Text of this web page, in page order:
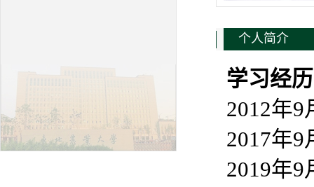
个人简介
学习经
2012年9
2017年9
2019年